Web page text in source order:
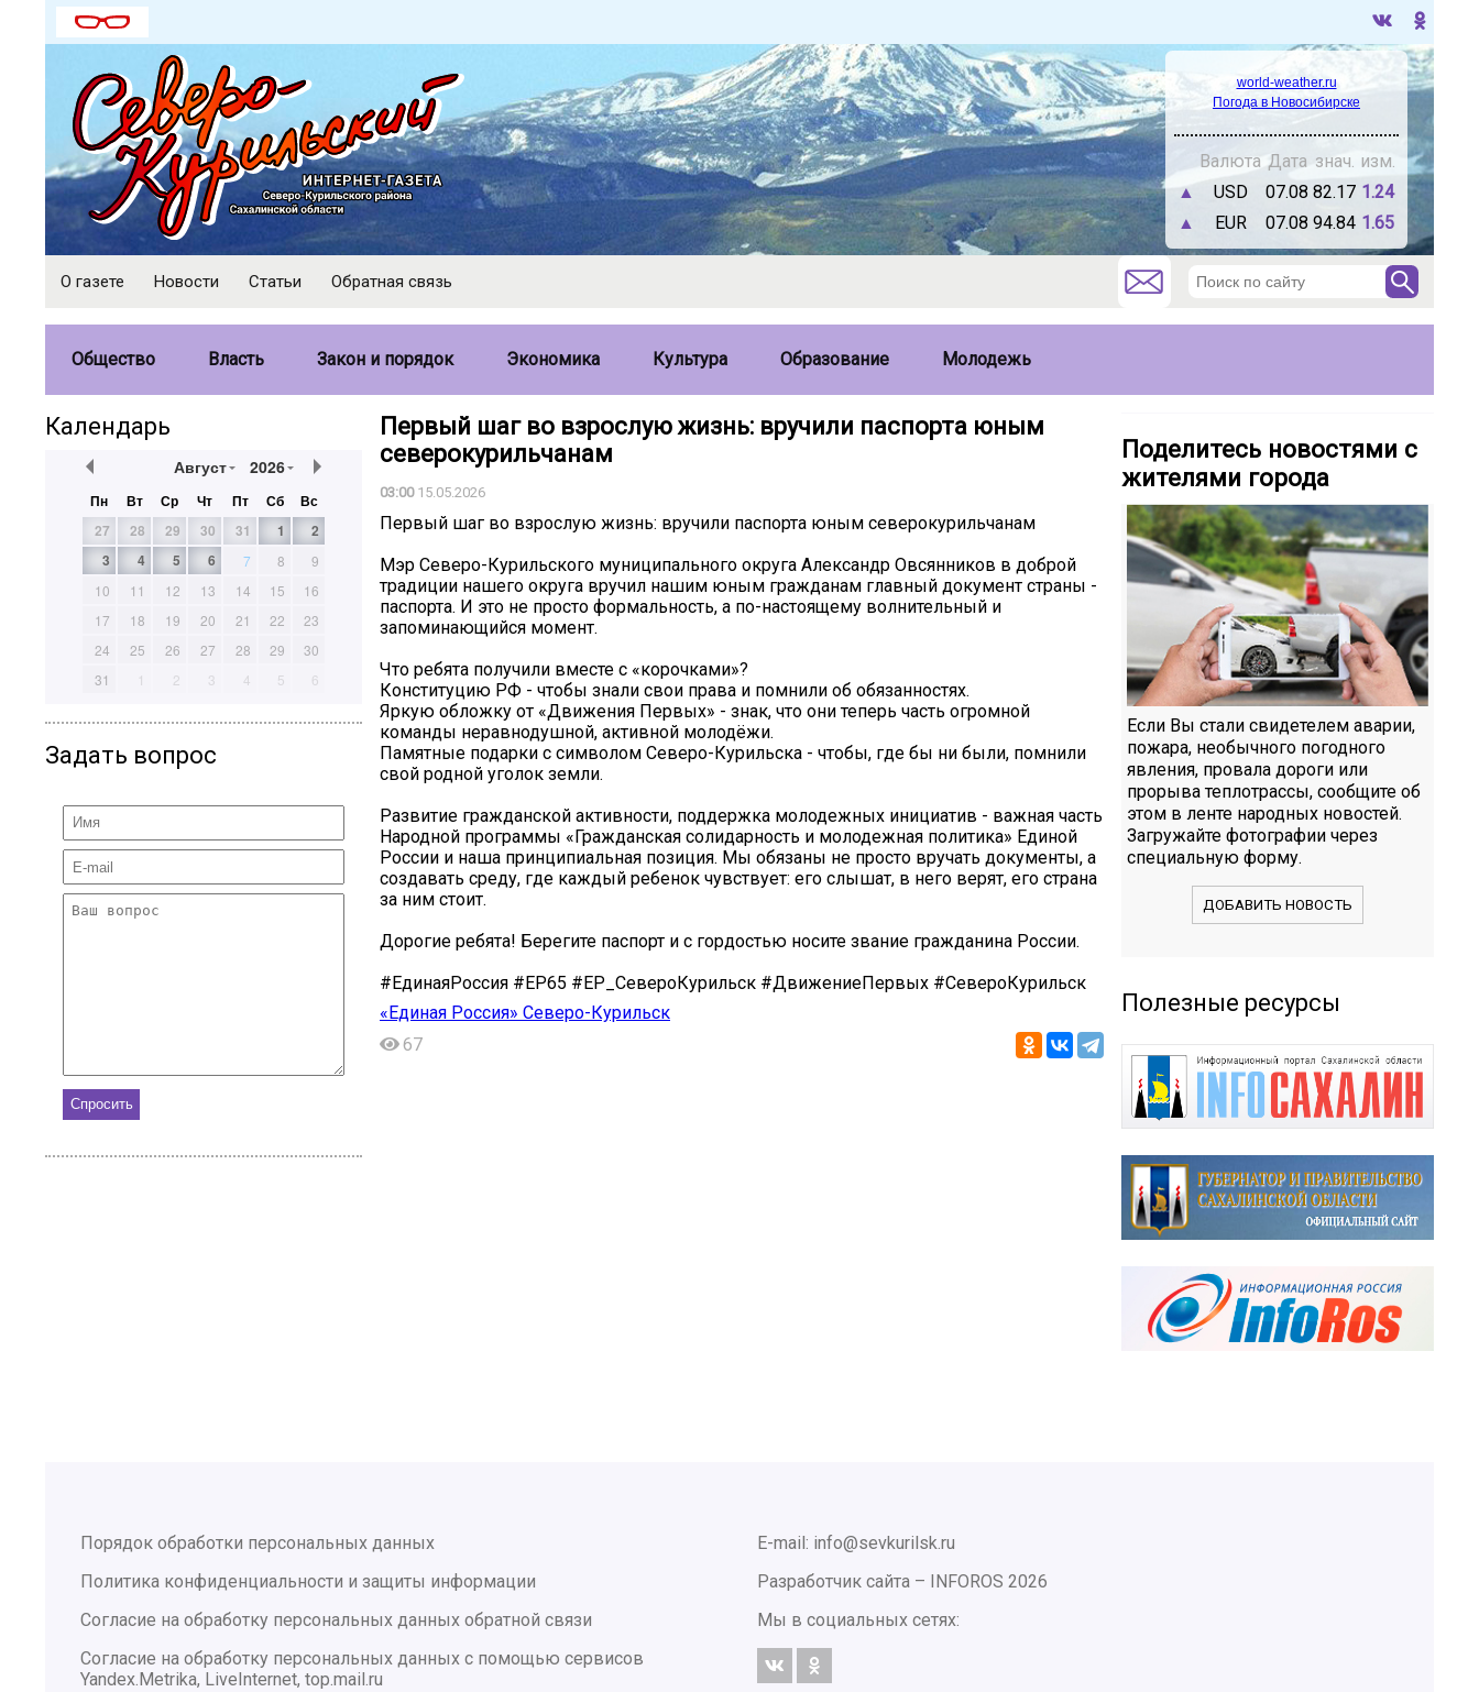
world-weather.ru
Погода в Новосибирске
Валюта Дата знач. изм.
▲
USD 07.08 82.17 1.24
▲
EUR 07.08 94.84 1.65
О газете Новости Статьи Обратная связь
Общество Власть Закон и порядок Экономика Культура Образование Молодежь
Календарь
Август 2026
Пн Вт Ср Чт Пт Сб
Вс
27
28 29 30 31 1
2
3
4 5 6 7 8
9
10
11 12 13 14 15
16
17
18 19 20 21 22
23
24
25 26 27 28 29
30
31
1 2 3 4 5 6
Задать вопрос
Первый шаг во взрослую жизнь: вручили паспорта юным
северокурильчанам
03:0015.05.2026
Первый шаг во взрослую жизнь: вручили паспорта юным северокурильчанам
Мэр Северо-Курильского муниципального округа Александр Овсянников в доброй
традиции нашего округа вручил нашим юным гражданам главный документ страны -
паспорта. И это не просто формальность, а по-настоящему волнительный и
запоминающийся момент.
Что ребята получили вместе с «корочками»?
Конституцию РФ - чтобы знали свои права и помнили об обязанностях.
Яркую обложку от «Движения Первых» - знак, что они теперь часть огромной
команды неравнодушной, активной молодёжи.
Памятные подарки с символом Северо-Курильска - чтобы, где бы ни были, помнили
свой родной уголок земли.
Развитие гражданской активности, поддержка молодежных инициатив - важная часть
Народной программы «Гражданская солидарность и молодежная политика» Единой
России и наша принципиальная позиция. Мы обязаны не просто вручать документы, а
создавать среду, где каждый ребенок чувствует: его слышат, в него верят, его страна
за ним стоит.
Дорогие ребята! Берегите паспорт и с гордостью носите звание гражданина России.
#ЕдинаяРоссия #ЕР65 #ЕР_СевероКурильск #ДвижениеПервых #СевероКурильск
«Единая Россия» Северо-Курильск
67
Поделитесь новостями с
жителями города
Если Вы стали свидетелем аварии,
пожара, необычного погодного
явления, провала дороги или
прорыва теплотрассы, сообщите об
этом в ленте народных новостей.
Загружайте фотографии через
специальную форму.
ДОБАВИТЬ НОВОСТЬ
Полезные ресурсы
Порядок обработки персональных данных
Политика конфиденциальности и защиты информации
Согласие на обработку персональных данных обратной связи
Согласие на обработку персональных данных с помощью сервисов
Yandex.Metrika, LiveInternet, top.mail.ru
E-mail: info@sevkurilsk.ru
Разработчик сайта –
INFOROS 2026
Мы в социальных сетях: